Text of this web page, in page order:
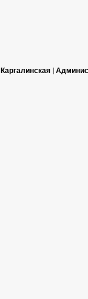
Каргалинская |